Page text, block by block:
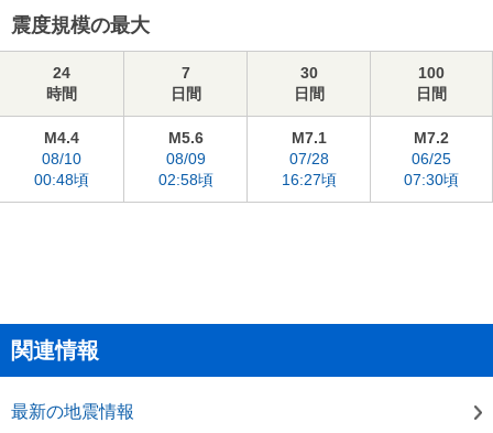
震度規模の最大
24
時間
7
日間
30
日間
100
日間
M4.4
08/10
00:48頃
M5.6
08/09
02:58頃
M7.1
07/28
16:27頃
M7.2
06/25
07:30頃
関連情報
最新の地震情報